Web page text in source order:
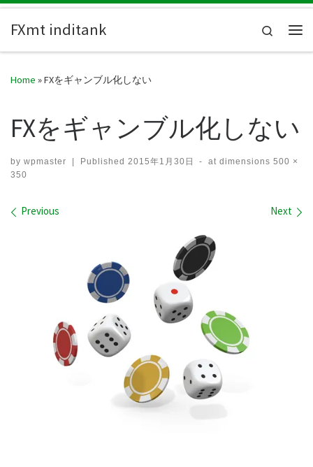
FXmt inditank
Search
Home »FXをギャンブル化しない
FXをギャンブル化しない
by wpmaster | Published 2015年1月30日 - at dimensions 500 ×
350
Images navigation
Previous Next